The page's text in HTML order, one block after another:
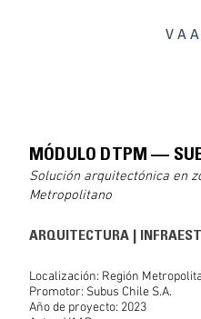
V A
MÓDULO DTPM —
Solución arquitectónica en
Metropolitano
ARQUITECTURA
Localización: Región
Promotor: Subus Chile S.A.
Año de proyecto: 2023